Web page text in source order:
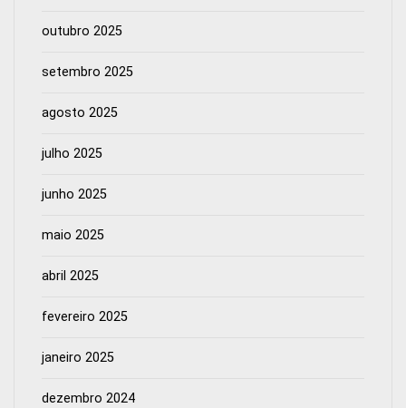
outubro 2025
setembro 2025
agosto 2025
julho 2025
junho 2025
maio 2025
abril 2025
fevereiro 2025
janeiro 2025
dezembro 2024